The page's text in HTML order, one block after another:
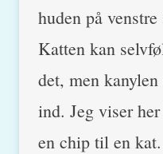
huden på
Katten kan
det, men
ind. Jeg viser
en chip til en kat.